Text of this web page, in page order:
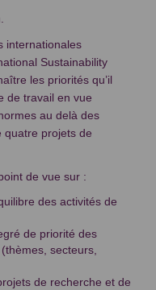
internationales
Sustainability
les priorités qu’il
de travail en vue
au delà des
quatre projets de
de vue sur :
des activités de
de priorité des
secteurs,
de recherche et de